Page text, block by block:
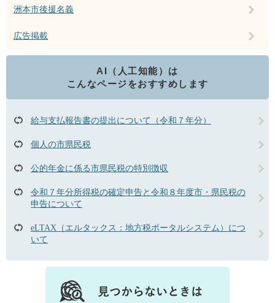
洲本市後援名義
広告掲載
AI（人工知能）は
こんなページをおすすめします
給与支払報告書の提出について（令和７年分）
個人の市県民税
公的年金に係る市県民税の特別徴収
令和７年分所得税の確定申告と令和８年度市・県民税の
申告について
eLTAX（エルタックス：地方税ポータルシステム）につ
いて